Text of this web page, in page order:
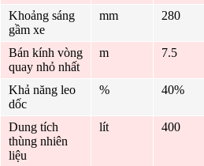
Khoảng sáng
gầm xe
mm 280
Bán kính vòng
quay nhỏ nhất
m 7.5
Khả năng leo
dốc
% 40%
Dung tích
thùng nhiên
liệu
lít 400